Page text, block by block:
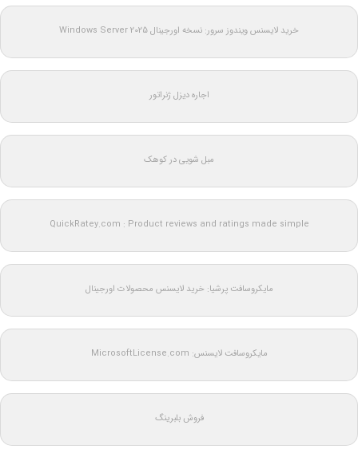
خرید لایسنس ویندوز سرور: نسخه اورجینال Windows Server 2025
اجاره دیزل ژنراتور
مبل شویی در کوهک
QuickRatey.com : Product reviews and ratings made simple
مایکروسافت پرشیا: خرید لایسنس محصولات اورجینال
مایکروسافت لایسنس: MicrosoftLicense.com
فروش بلبرینگ